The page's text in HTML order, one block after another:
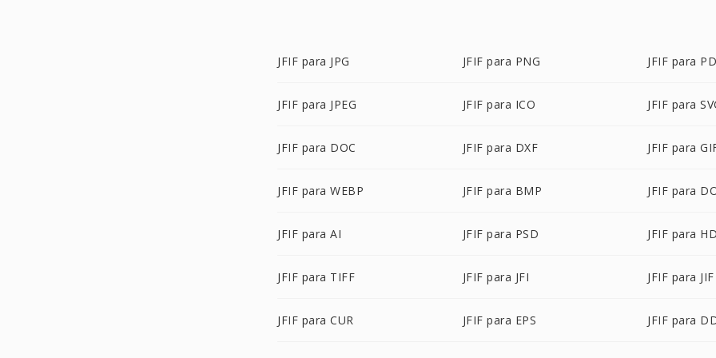
JFIF para JPG JFIF para PNG JFIF para
JFIF para JPEG JFIF para ICO JFIF para
JFIF para DOC JFIF para DXF JFIF para
JFIF para WEBP JFIF para BMP JFIF para
JFIF para AI JFIF para PSD JFIF para
JFIF para TIFF JFIF para JFI JFIF para JIF
JFIF para CUR JFIF para EPS JFIF para